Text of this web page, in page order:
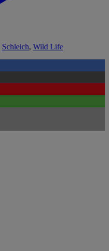
Schleich, Wild Life